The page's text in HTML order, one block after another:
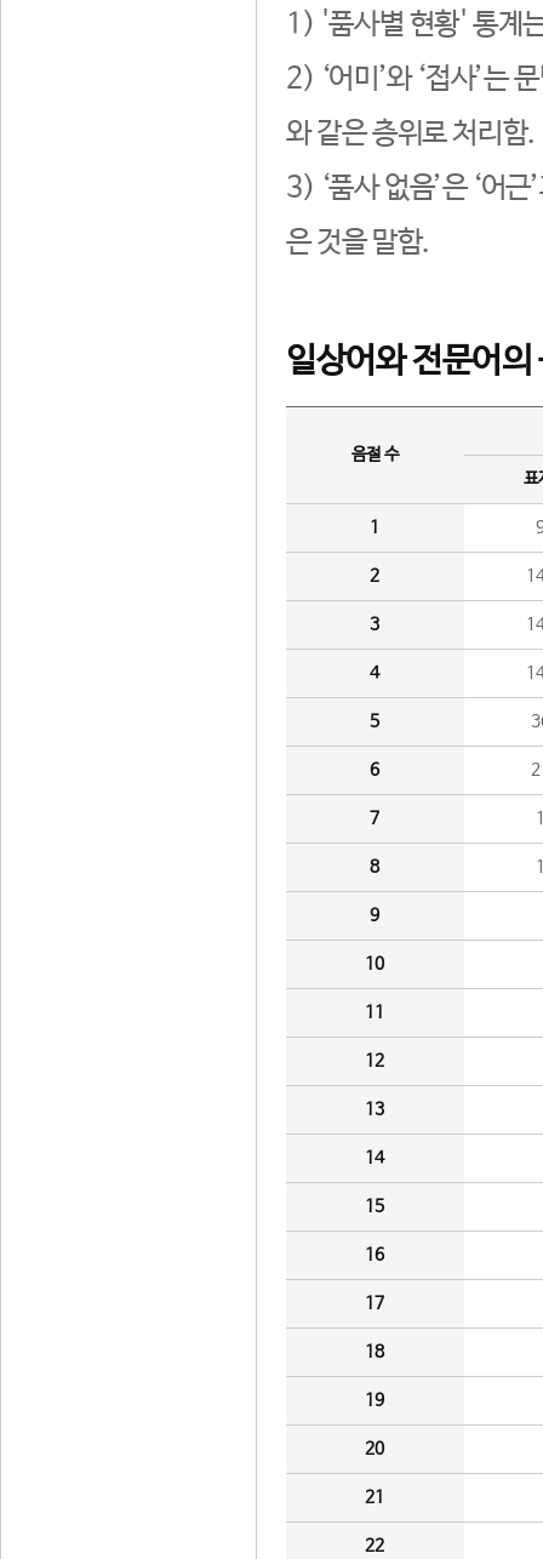
1) '품사별 현황' 통계
2) ‘어미’와 ‘접사’는
와 같은 층위로 처리함.
3) ‘품사 없음’은 ‘어
은 것을 말함.
일상어와 전문어의
음절 수
표
1
2
3
4
5
6
7
8
9
10
11
12
13
14
15
16
17
18
19
20
21
22